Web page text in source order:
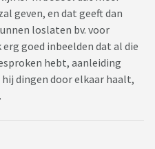
geven, en dat geeft dan
loslaten bv. voor
goed inbeelden dat al die
hebt, aanleiding
dingen door elkaar haalt,